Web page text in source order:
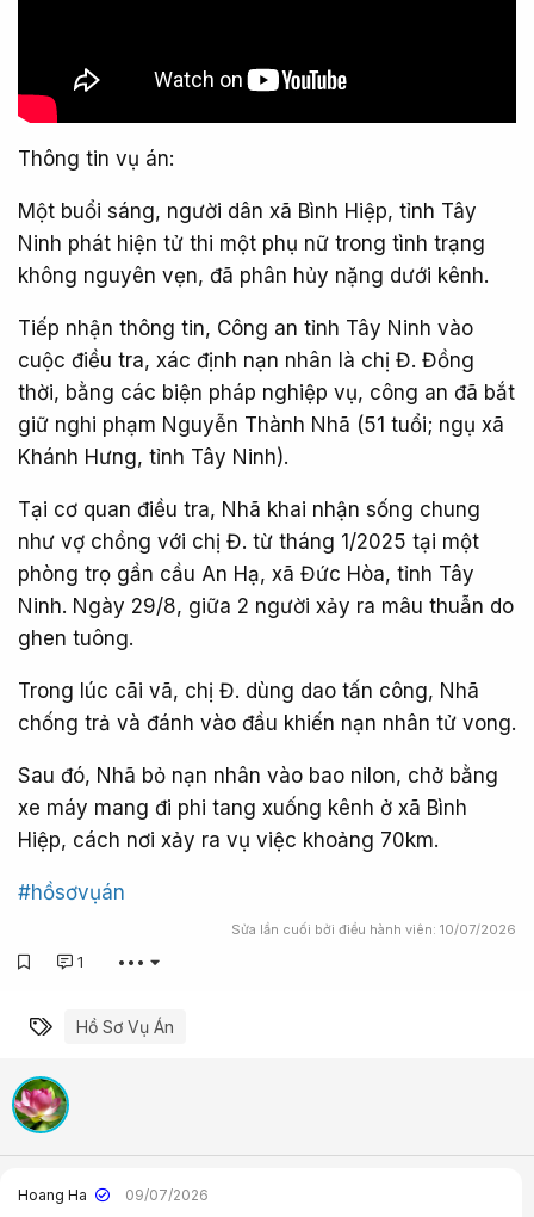
Thông tin vụ án:
Một buổi sáng, người dân xã Bình Hiệp, tỉnh Tây
Ninh phát hiện tử thi một phụ nữ trong tình trạng
không nguyên vẹn, đã phân hủy nặng dưới kênh.
Tiếp nhận thông tin, Công an tỉnh Tây Ninh vào
cuộc điều tra, xác định nạn nhân là chị Đ. Đồng
thời, bằng các biện pháp nghiệp vụ, công an đã bắt
giữ nghi phạm Nguyễn Thành Nhã (51 tuổi; ngụ xã
Khánh Hưng, tỉnh Tây Ninh).
Tại cơ quan điều tra, Nhã khai nhận sống chung
như vợ chồng với chị Đ. từ tháng 1/2025 tại một
phòng trọ gần cầu An Hạ, xã Đức Hòa, tỉnh Tây
Ninh. Ngày 29/8, giữa 2 người xảy ra mâu thuẫn do
ghen tuông.
Trong lúc cãi vã, chị Đ. dùng dao tấn công, Nhã
chống trả và đánh vào đầu khiến nạn nhân tử vong.
Sau đó, Nhã bỏ nạn nhân vào bao nilon, chở bằng
xe máy mang đi phi tang xuống kênh ở xã Bình
Hiệp, cách nơi xảy ra vụ việc khoảng 70km.
#hồsơvụán
Sửa lần cuối bởi điều hành viên: 10/07/2026
1 •••
Từ khóa
Hồ Sơ Vụ Án
Hoang Ha 09/07/2026